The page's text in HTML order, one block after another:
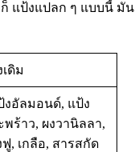
แป้งแปลก ๆ แบบนี้ มัน
เดิม
งอัลมอนด์, แป้ง
พร้าว, ผงวานิลลา,
ฟู, เกลือ, สารสกัด